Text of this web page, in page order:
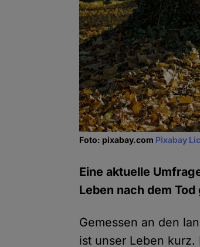
Foto: pixabay.com Pixabay
Eine aktuelle
Leben nach dem
Gemessen an den
ist unser Leben